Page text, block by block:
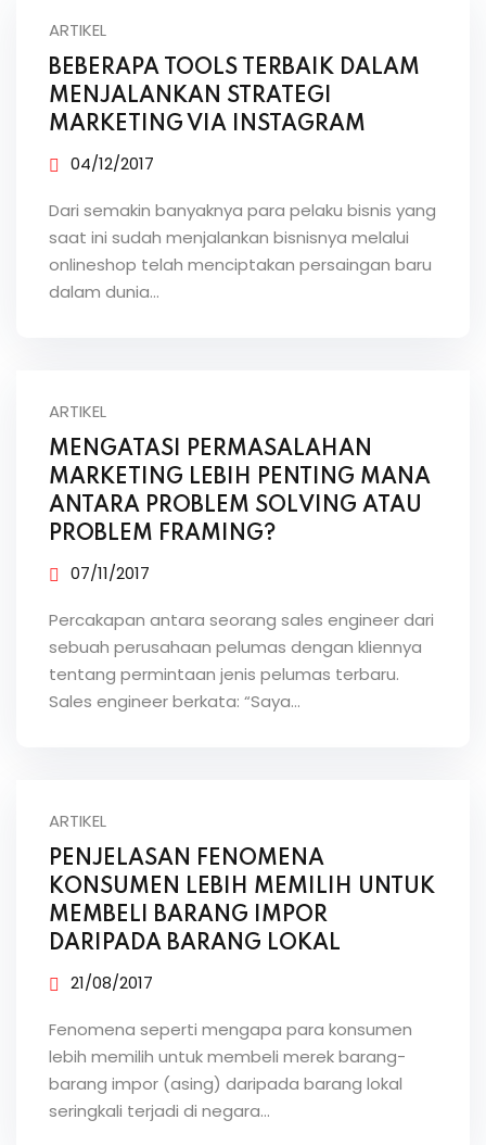
ARTIKEL
BEBERAPA TOOLS TERBAIK DALAM
MENJALANKAN STRATEGI
MARKETING VIA INSTAGRAM
04/12/2017
Dari semakin banyaknya para pelaku bisnis yang
saat ini sudah menjalankan bisnisnya melalui
onlineshop telah menciptakan persaingan baru
dalam dunia…
ARTIKEL
MENGATASI PERMASALAHAN
MARKETING LEBIH PENTING MANA
ANTARA PROBLEM SOLVING ATAU
PROBLEM FRAMING?
07/11/2017
Percakapan antara seorang sales engineer dari
sebuah perusahaan pelumas dengan kliennya
tentang permintaan jenis pelumas terbaru.
Sales engineer berkata: “Saya…
ARTIKEL
PENJELASAN FENOMENA
KONSUMEN LEBIH MEMILIH UNTUK
MEMBELI BARANG IMPOR
DARIPADA BARANG LOKAL
21/08/2017
Fenomena seperti mengapa para konsumen
lebih memilih untuk membeli merek barang-
barang impor (asing) daripada barang lokal
seringkali terjadi di negara…